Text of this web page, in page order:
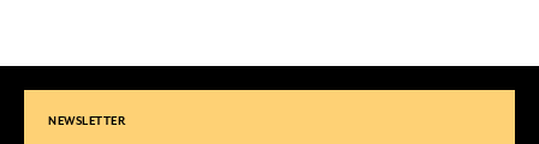
NEWSLETTER